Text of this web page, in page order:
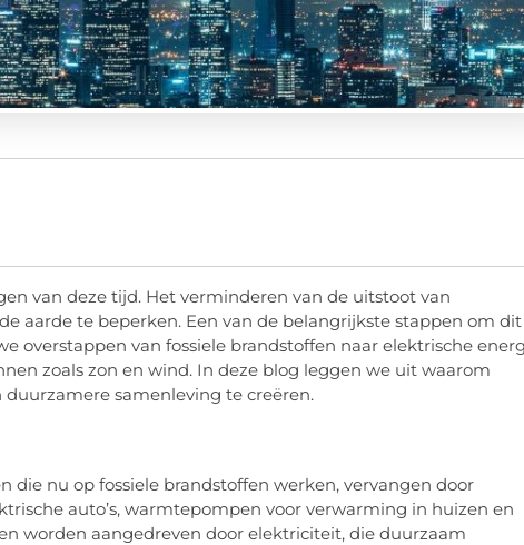
van deze tijd. Het verminderen van de uitstoot van
aarde te beperken. Een van de belangrijkste stappen om
overstappen van fossiele brandstoffen naar elektrische
zoals zon en wind. In deze blog leggen we uit waarom
samenleving te creëren.
die nu op fossiele brandstoffen werken, vervangen door
auto’s, warmtepompen voor verwarming in huizen en
worden aangedreven door elektriciteit, die duurzaam